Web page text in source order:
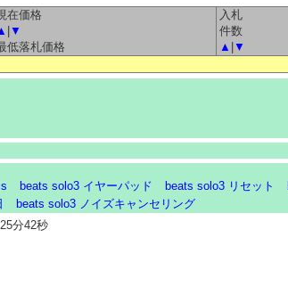
在価格
|▼
低落札価格
入札
件数
▲ |▼
beats solo3 イヤーパッド beats solo3 リセット
beats solo3 ノイズキャンセリング
分42秒